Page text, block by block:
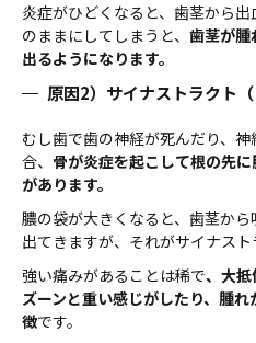
炎症がひどくなると、歯茎から
のままにしてしまうと、 歯茎が腫
出るようになります。
原因2）サイナストラクト（
むし歯で歯の神経が死んだり、
合、 骨が炎症を起こして根の先
があります。
膿の袋が大きくなると、歯茎か
出てきますが、それがサイナスト
強い痛みがあることは稀で、大抵
ズーンと重い感じがしたり、腫
徴です。